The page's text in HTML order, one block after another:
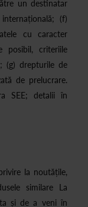
un destinatar
(f)
cu caracter
posibil, criteriile
(g) drepturile de
de prelucrare.
SEE; detalii în
la noutățile,
similare La
și de a veni în